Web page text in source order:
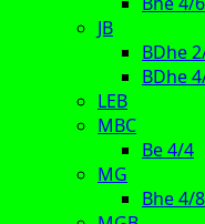
JB
BDhe
BDhe
LEB
MBC
Be 4/4
MG
Bhe 4/8